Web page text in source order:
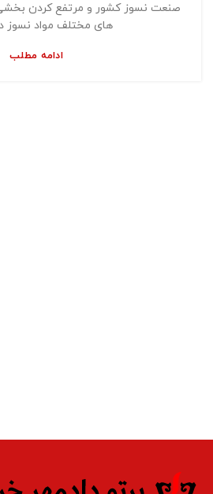
صنعت نسوز کشور و مرتفع کردن بخشی
های مختلف مواد نسوز
ادامه مطلب